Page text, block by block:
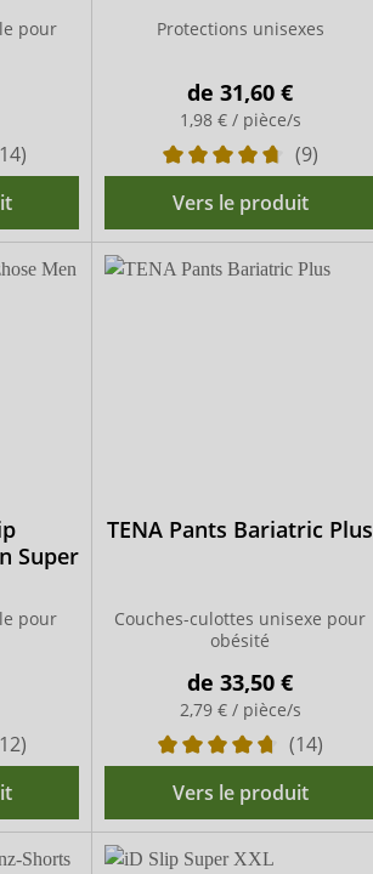
pour
Protections unisexes
de31,60 €
1,98 € / pièce/s
(9)
Vers le produit
Super
pour
TENA Pants Bariatric Plus
Couches-culottes unisexe pour
obésité
de33,50 €
2,79 € / pièce/s
(14)
Vers le produit